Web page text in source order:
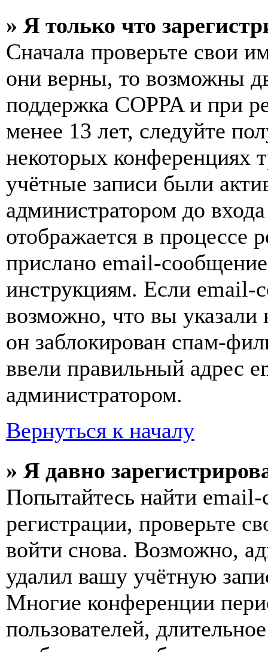
» Я только что
Сначала проверьте свои
они верны, то возможны
поддержка COPPA и при
менее 13 лет, следуйте
некоторых конференциях
учётные записи были
администратором до
отображается в процессе
прислано email-
инструкциям. Если email-
возможно, что вы
он заблокирован спам-
ввели правильный адрес
администратором.
Вернуться к началу
» Я давно
Попытайтесь найти
регистрации, проверьте
войти снова. Возможно,
удалил вашу учётную
Многие конференции
пользователей,